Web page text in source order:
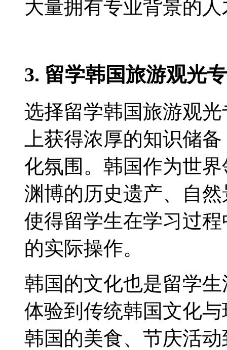
大量拥有专业背景的人
3. 留学韩国旅游观光
选择留学韩国旅游观
上获得浓厚的知识储
化氛围。韩国作为世
渊博的历史遗产、自
使得留学生在学习过
的实际操作。
韩国的文化也是留学
体验到传统韩国文化
韩国的美食、节庆活